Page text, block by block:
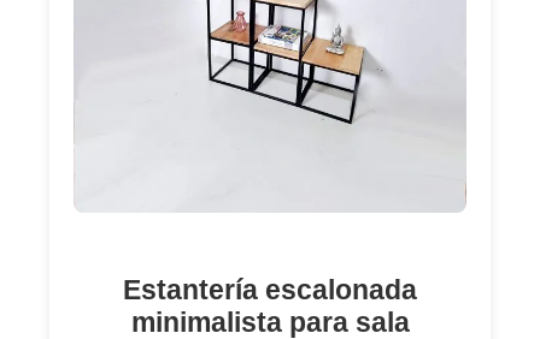
Estantería escalonada
minimalista para sala